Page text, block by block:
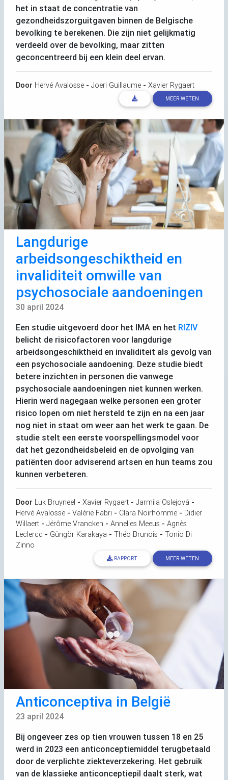
het in staat de concentratie van
gezondheidszorguitgaven binnen de Belgische
bevolking te berekenen. Die zijn niet gelijkmatig
verdeeld over de bevolking, maar zitten
geconcentreerd bij een klein deel ervan.
Door Hervé Avalosse - Joeri Guillaume - Xavier Rygaert
MEER WETEN
Langdurige
arbeidsongeschiktheid en
invaliditeit omwille van
psychosociale aandoeningen
30 april 2024
Een studie uitgevoerd door het IMA en het RIZIV
belicht de risicofactoren voor langdurige
arbeidsongeschiktheid en invaliditeit als gevolg van
een psychosociale aandoening. Deze studie biedt
betere inzichten in personen die vanwege
psychosociale aandoeningen niet kunnen werken.
Hierin werd nagegaan welke personen een groter
risico lopen om niet hersteld te zijn en na een jaar
nog niet in staat om weer aan het werk te gaan. De
studie stelt een eerste voorspellingsmodel voor
dat het gezondheidsbeleid en de opvolging van
patiënten door adviserend artsen en hun teams zou
kunnen verbeteren.
Door Luk Bruyneel - Xavier Rygaert - Jarmila Oslejová -
Hervé Avalosse - Valérie Fabri - Clara Noirhomme - Didier
Willaert - Jérôme Vrancken - Annelies Meeus - Agnès
Leclercq - Güngör Karakaya - Théo Brunois - Tonio Di
Zinno
RAPPORT MEER WETEN
Anticonceptiva in België
23 april 2024
Bij ongeveer zes op tien vrouwen tussen 18 en 25
werd in 2023 een anticonceptiemiddel terugbetaald
door de verplichte ziekteverzekering. Het gebruik
van de klassieke anticonceptiepil daalt sterk, wat